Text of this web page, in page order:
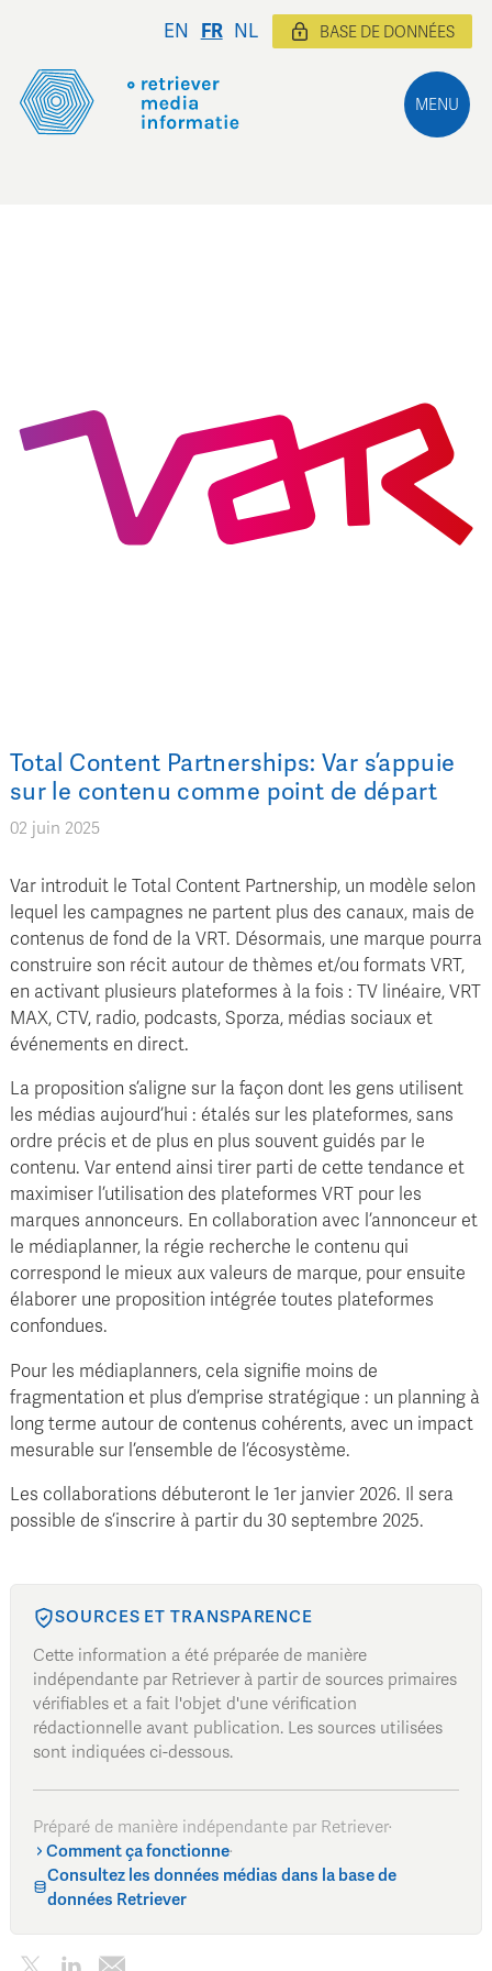
MENU
EN FR NL BASE DE DONNÉES
Total Content Partnerships: Var s’appuie
sur le contenu comme point de départ
02 juin 2025
Var introduit le Total Content Partnership, un modèle selon
lequel les campagnes ne partent plus des canaux, mais de
contenus de fond de la VRT. Désormais, une marque pourra
construire son récit autour de thèmes et/ou formats VRT,
en activant plusieurs plateformes à la fois : TV linéaire, VRT
MAX, CTV, radio, podcasts, Sporza, médias sociaux et
événements en direct.
La proposition s’aligne sur la façon dont les gens utilisent
les médias aujourd’hui : étalés sur les plateformes, sans
ordre précis et de plus en plus souvent guidés par le
contenu. Var entend ainsi tirer parti de cette tendance et
maximiser l’utilisation des plateformes VRT pour les
marques annonceurs. En collaboration avec l’annonceur et
le médiaplanner, la régie recherche le contenu qui
correspond le mieux aux valeurs de marque, pour ensuite
élaborer une proposition intégrée toutes plateformes
confondues.
Pour les médiaplanners, cela signifie moins de
fragmentation et plus d’emprise stratégique : un planning à
long terme autour de contenus cohérents, avec un impact
mesurable sur l’ensemble de l’écosystème.
Les collaborations débuteront le 1er janvier 2026. Il sera
possible de s’inscrire à partir du 30 septembre 2025.
SOURCES ET TRANSPARENCE
Cette information a été préparée de manière
indépendante par Retriever à partir de sources primaires
vérifiables et a fait l'objet d'une vérification
rédactionnelle avant publication. Les sources utilisées
sont indiquées ci-dessous.
Préparé de manière indépendante par Retriever·
Comment ça fonctionne·
Consultez les données médias dans la base de
données Retriever